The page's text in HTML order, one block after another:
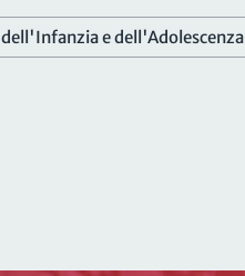
e dell'Adolescenza